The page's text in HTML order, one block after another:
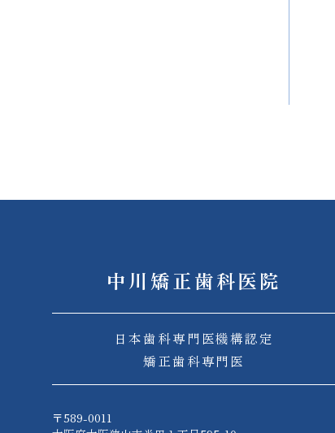
中川矯正歯科医院
日本歯科専門医機構認定
矯正歯科専門医
〒589-0011